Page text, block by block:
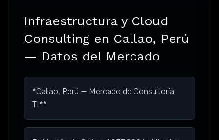
Infraestructura y Cloud
Consulting en Callao, Perú
— Datos del Mercado
*Callao, Perú — Mercado de Consultoría
TI**